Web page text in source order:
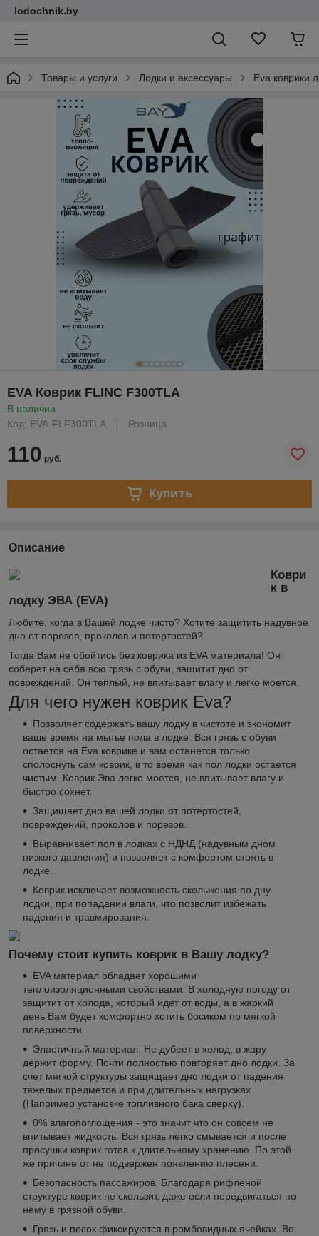
lodochnik.by
Товары и услуги Лодки и аксессуары Eva коврики
EVA Коврик FLINC F300TLA
В наличии
Код: EVA-FLF300TLA
Розница
110 руб.
Купить
Описание
Коври
к в
лодку ЭВА (EVA)
Любите, когда в Вашей лодке чисто? Хотите защитить надувное
дно от порезов, проколов и потертостей?
Тогда Вам не обойтись без коврика из EVA материала! Он
соберет на себя всю грязь с обуви, защитит дно от
повреждений. Он теплый, не впитывает влагу и легко моется.
Для чего нужен коврик Eva?
Позволяет содержать вашу лодку в чистоте и экономит
ваше время на мытье пола в лодке. Вся грязь с обуви
остается на Eva коврике и вам останется только
сполоснуть сам коврик, в то время как пол лодки остается
чистым. Коврик Эва легко моется, не впитывает влагу и
быстро сохнет.
Защищает дно вашей лодки от потертостей,
повреждений, проколов и порезов.
Выравнивает пол в лодках с НДНД (надувным дном
низкого давления) и позволяет с комфортом стоять в
лодке.
Коврик исключает возможность скольжения по дну
лодки, при попадании влаги, что позволит избежать
падения и травмирования.
Почему стоит купить коврик в Вашу лодку?
EVA материал обладает хорошими
теплоизоляционными свойствами. В холодную погоду от
защитит от холода, который идет от воды, а в жаркий
день Вам будет комфортно хотить босиком по мягкой
поверхности.
Эластичный материал. Не дубеет в холод, в жару
держит форму. Почти полностью повторяет дно лодки. За
счет мягкой структуры защищает дно лодки от падения
тяжелых предметов и при длительных нагрузках
(Например установке топливного бака сверху).
0% влагопоглощения - это значит что он совсем не
впитывает жидкость. Вся грязь легко смывается и после
просушки коврик готов к длительному хранению. По этой
же причине от не подвержен появлению плесени.
Безопасность пассажиров. Благодаря рифленой
структуре коврик не скользит, даже если передвигаться по
нему в грязной обуви.
Грязь и песок фиксируются в ромбовидных ячейках. Во